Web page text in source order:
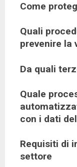
Come
Quali
prevenire la
Da quali
Quale
con i dati
Requisiti di
settore